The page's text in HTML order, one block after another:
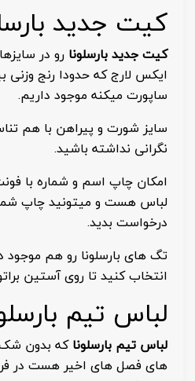
کیت جدید
کیت جدید بارسلونا رو در
ساپورت میکنه موجود داریم.
سایز شورت و پیراهن با هم
نگرانی نداشته باشید.
امکان چاپ اسم و شماره با
لباس هست و میتونید چاپ
درخواست بدید.
تگ های بارسلونا رو هم موجود
انتخاب کنید تا روی آستین
لباس تیم
لباس تیم بارسلوناکه بدون شک
های فصل های اخیر هست در